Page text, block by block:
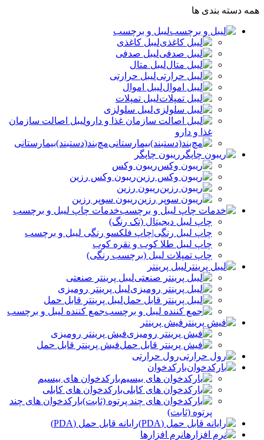
همه دسته بندی ها
لیبل و برچسب
لیبل کاغذی
لیبل صدفی
لیبل متال
لیبل حرارتی
لیبل اموال
لیبل تمپلات
لیبل سلولزی
لیبل اصالت سازمان
غذا و دارو
مچ‌بند(دستبند)بیمارستانی
ریبون چاپگر
ریبون وکس
ریبون وکس رزین
ریبون رزین
ریبون سوپر رزین
خدمات چاپ لیبل و برچسب
چاپ لیبل دیجیتال (تک رنگ)
چاپ لیبل رنگی|چاپ فلکسو رنگی لیبل و برچسب
چاپ لیبل طلا کوب و نقره‌ کوب
چاپ تمپلات لیبل (برچسب رنگی)
لیبل پرینتر
لیبل پرینتر صنعتی
لیبل پرینتر رومیزی
لیبل پرینتر قابل حمل
جمع کننده لیبل و برچسب
فیش پرینتر
فیش پرینتر رومیزی
فیش پرینتر قابل حمل
رول حرارتی
بارکدخوان
بارکدخوان های بیسیم
بارکدخوان های کابلی
بارکدخوان های چند
پرتوه (ثابت)
رایانه قابل حمل (PDA)
نرم افزارها